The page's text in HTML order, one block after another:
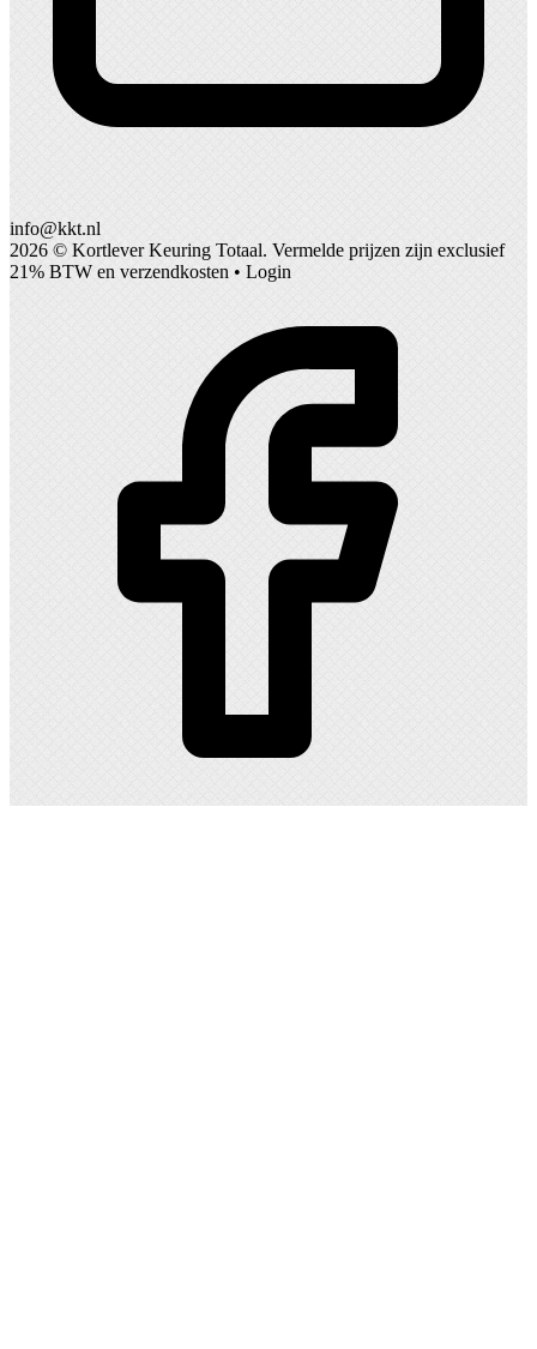
info@kkt.nl
2026 © Kortlever Keuring Totaal. Vermelde prijzen zijn exclusief
21% BTW en verzendkosten • Login